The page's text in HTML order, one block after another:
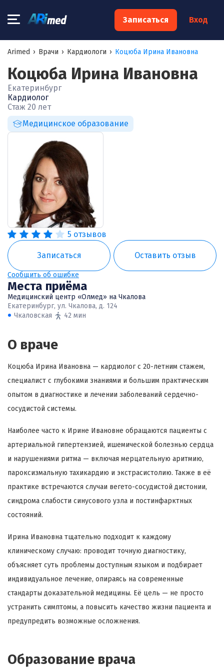
Записаться Вход
Arimed › Врачи › Кардиологи › Коцюба Ирина Ивановна
Медицинское образование
Коцюба Ирина Ивановна
Екатеринбург
Кардиолог
Стаж 20 лет
5 отзывов
Записаться Оставить отзыв
Сообщить об ошибке
Места приёма
Медицинский центр «Олмед» на Чкалова
Екатеринбург, ул. Чкалова, д. 124
Чкаловская
42 мин
О враче
Коцюба Ирина Ивановна — кардиолог с 20-летним стажем,
специалист с глубокими знаниями и большим практическим
опытом в диагностике и лечении заболеваний сердечно-
сосудистой системы.
Наиболее часто к Ирине Ивановне обращаются пациенты с
артериальной гипертензией, ишемической болезнью сердца
и нарушениями ритма — включая мерцательную аритмию,
пароксизмальную тахикардию и экстрасистолию. Также в её
практике встречаются случаи вегето-сосудистой дистонии,
синдрома слабости синусового узла и постинфарктных
состояний.
Ирина Ивановна тщательно подходит к каждому
клиническому случаю: проводит точную диагностику,
объясняет суть проблемы доступным языком и подбирает
индивидуальное лечение, опираясь на современные
стандарты доказательной медицины. Её цель — не просто
устранить симптомы, а повысить качество жизни пациента и
предупредить возможные осложнения.
Образование врача
×
Запишитесь на консультацию к
Ваше имя:*
Ваш телефон:*
Ваш e-mail:*
Я согласен на обработку моих персональных данных